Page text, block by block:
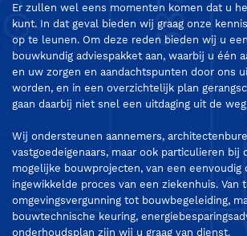
Er zullen wel eens momenten komen dat u
kunt. In dat geval bieden wij graag onze
op te leunen. Om deze reden bieden wij u
bouwkundig adviespakket aan, waarbij u één
en uw zorgen en aandachtspunten door ons
worden, en in een overzichtelijk plan
gaan daarbij niet snel een uitdaging uit de
Wij ondersteunen aannemers,
vastgoedeigenaars, maar ook particulieren bij
mogelijke bouwprojecten, van een eenvoudig
ingewikkelde proces van een ziekenhuis. Van
omgevingsvergunning tot bouwbegeleiding,
bouwtechnische keuring,
onderhoudsplan zijn wij u graag van dienst.